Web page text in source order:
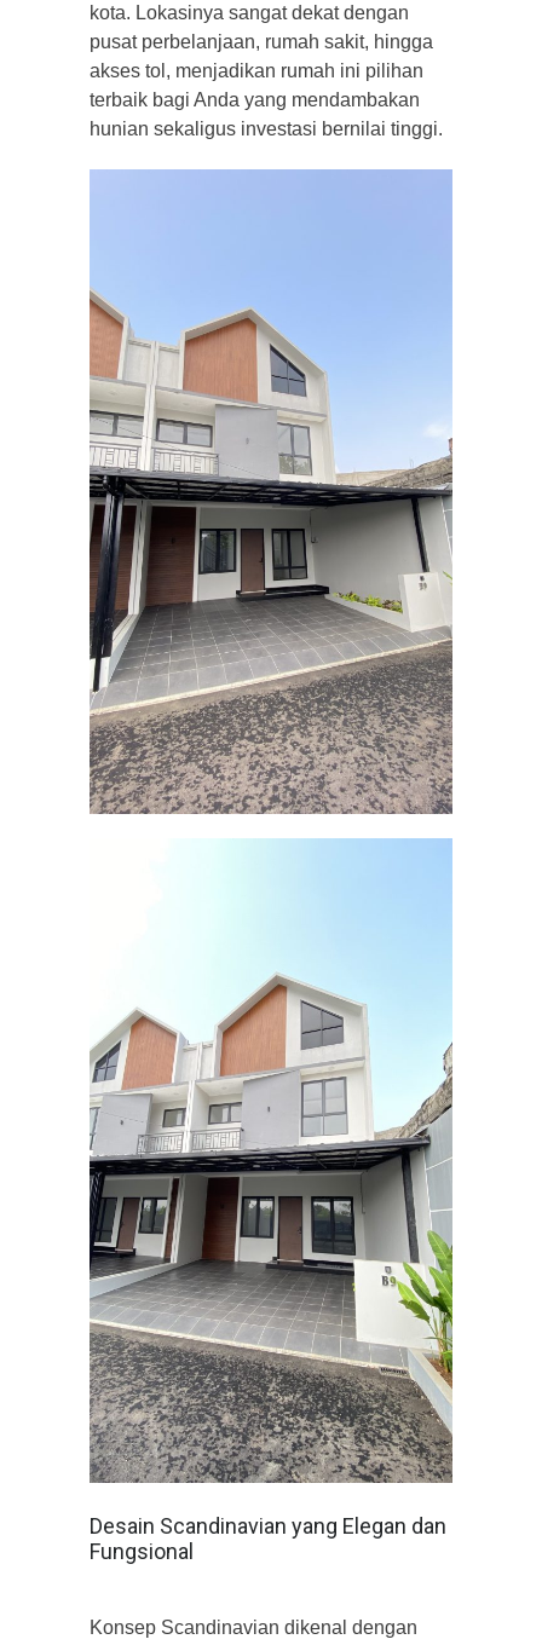
kota. Lokasinya sangat dekat dengan
pusat perbelanjaan, rumah sakit, hingga
akses tol, menjadikan rumah ini pilihan
terbaik bagi Anda yang mendambakan
hunian sekaligus investasi bernilai tinggi.
Desain Scandinavian yang Elegan dan
Fungsional
Konsep Scandinavian dikenal dengan